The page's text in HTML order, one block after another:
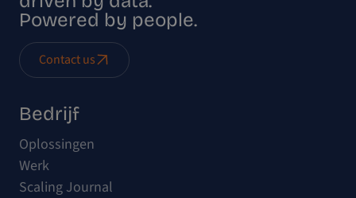
Powered by people.
Contact us
Bedrijf
Oplossingen
Werk
Scaling Journal